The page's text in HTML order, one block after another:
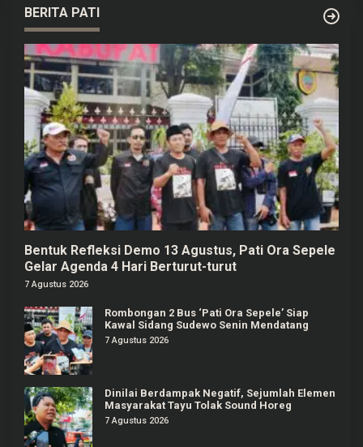
BERITA PATI
Bentuk Refleksi Demo 13 Agustus, Pati Ora Sepele
Gelar Agenda 4 Hari Berturut-turut
7 Agustus 2026
Rombongan 2 Bus ‘Pati Ora Sepele’ Siap
Kawal Sidang Sudewo Senin Mendatang
7 Agustus 2026
Dinilai Berdampak Negatif, Sejumlah Elemen
Masyarakat Tayu Tolak Sound Horeg
7 Agustus 2026